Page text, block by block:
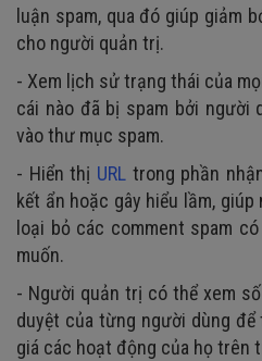
luận spam, qua đó giúp giảm
cho người quản trị.
- Xem lịch sử trạng thái của
cái nào đã bị spam bởi
vào thư mục spam.
- Hiển thị URL trong phần
kết ẩn hoặc gây hiểu lầm,
loại bỏ các comment spam
muốn.
- Người quản trị có thể xem
duyệt của từng người dùng
giá các hoạt động của họ trên